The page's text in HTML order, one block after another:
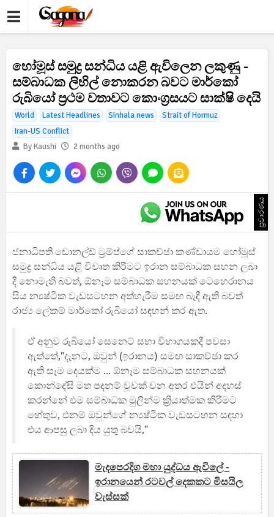
හෝමූස් සමුද්‍ර සන්ධිය ‍යළි ඇවිලෙන ලකුණු -
සම්බාධක ලිහිල් නොකරන බවට මාර්කෝ
රුබියෝ ප්‍රථම වතාවට කොංග්‍රසයට සාක්ෂි දෙයි
World Latest Headlines Sinhala news
Strait of Hormuz
Iran-US Conflict
By Kaushi
2 months ago
ප්‍රචාරණය
ජනාධිපති ඩොනල්ඩ් ට්‍රම්ප්ගේ සාකච්ඡා කණ්ඩායම හෝමූස්
සමුද්‍ර සන්ධිය ‍යළි විවෘත කිරීමට ඉරාන සම්බාධක සහන ලබා
දී නොමැති බවත්, ඕනෑම සම්බාධක සහනයක් ටෙහෙරානය
සිය න්‍යෂ්ටික වැඩසටහන අත්හැරීම සමඟ බැඳී ඇති බවත්
රාජ්‍ය ලේකම් මාර්කෝ රුබියෝ සඳහන් කර ඇත.
ඒ අනුව රුබියෝ සෙනෙට් සභා විභාගයකදී පවසා
ඇත්තේ,"දැනට, ඔවුන් (ඉරානය) සමඟ සාකච්ඡා කර
ඇති සෑම දෙයක්ම ... ඕනෑම සම්බාධක සහනයක්
කොන්දේසි මත පදනම් වූවක් වන අතර එයින් අදහස්
කරන්නේ එම සම්බාධක මුලින්ම ක්‍රියාත්මක කිරීමට
හේතුව, එනම් ඔවුන්ගේ න්‍යෂ්ටික වැඩසටහන සඳහා
එය ආපසු ලබා දිය යුතු බවයි,"
මැදපෙරදිග මහා යුද්ධය ඇවිලේ -
ඉරානයෙන් රටවල් දෙකකට මිසයිල
වැස්සක්